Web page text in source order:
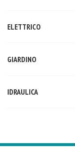
ELETTRICO
GIARDINO
IDRAULICA